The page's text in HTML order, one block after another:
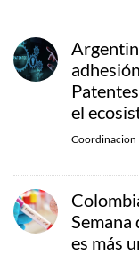
el
Coordinacion
es más